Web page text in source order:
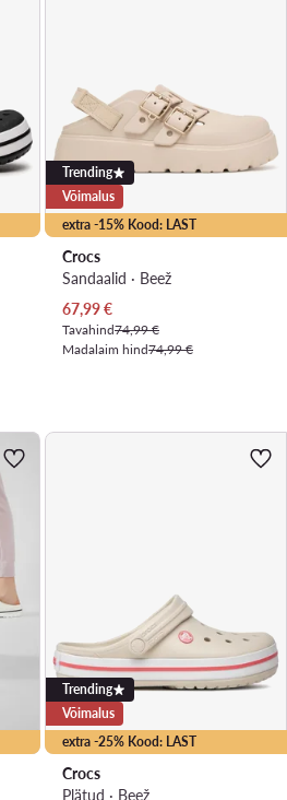
extra -15% Kood: LAST
Trending
Võimalus
Crocs
Sandaalid · Beež
Praegune hind
67,99€
Tavahind74,99 €
Madalaim hind74,99 €
extra -25% Kood: LAST
Trending
Võimalus
Crocs
Plätud · Beež